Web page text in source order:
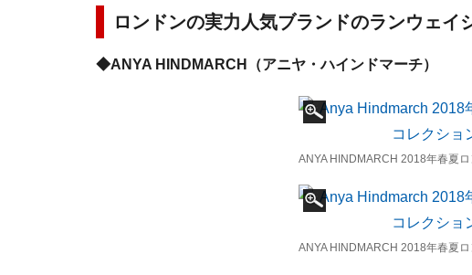
ロンドンの実力人気ブランドのランウェイ
◆ANYA HINDMARCH（アニヤ・ハインドマーチ）
ANYA HINDMARCH 2018年春夏
ANYA HINDMARCH 2018年春夏